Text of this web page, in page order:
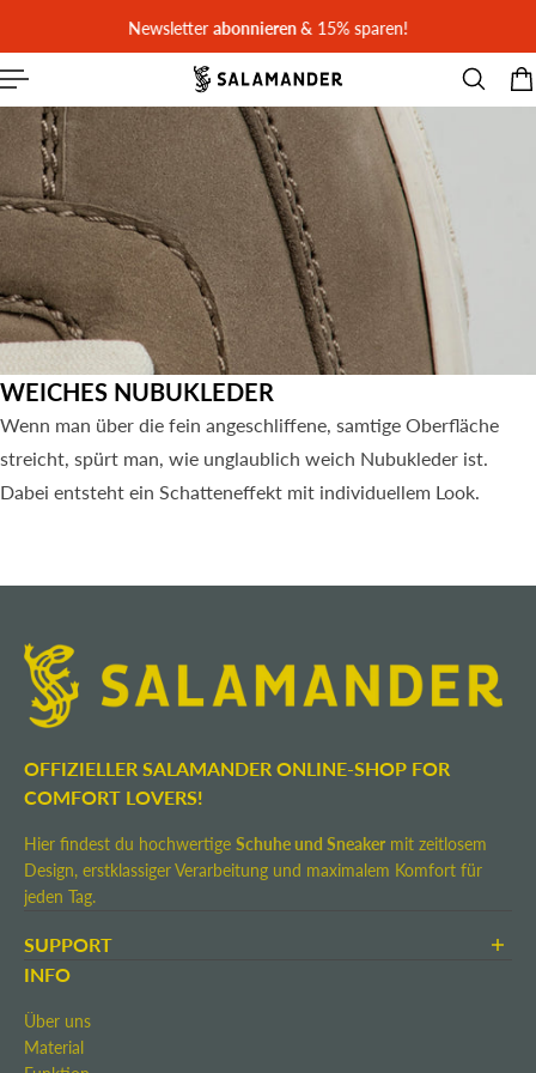
Newsletterabonnieren& 15% sparen!
WEICHES NUBUKLEDER
Wenn man über die fein angeschliffene, samtige Oberfläche
streicht, spürt man, wie unglaublich weich Nubukleder ist.
Dabei entsteht ein Schatteneffekt mit individuellem Look.
OFFIZIELLER SALAMANDER ONLINE-SHOP FOR
COMFORT LOVERS!
Hier findest du hochwertige Schuhe und Sneaker mit zeitlosem
Design, erstklassiger Verarbeitung und maximalem Komfort für
jeden Tag.
SUPPORT
AGB
Rücksendung
Widerrufsrecht
INFO
Über uns
Material